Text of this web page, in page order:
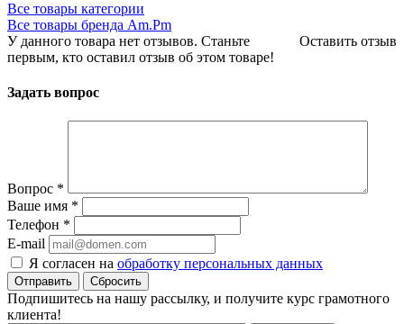
Все товары категории
Все товары бренда Am.Pm
Оставить отзыв
У данного товара нет отзывов. Станьте
первым, кто оставил отзыв об этом товаре!
Задать вопрос
Вопрос *
Ваше имя *
Телефон *
E-mail
Я согласен на обработку персональных данных
Сбросить
Подпишитесь на нашу рассылку, и получите курс грамотного
клиента!